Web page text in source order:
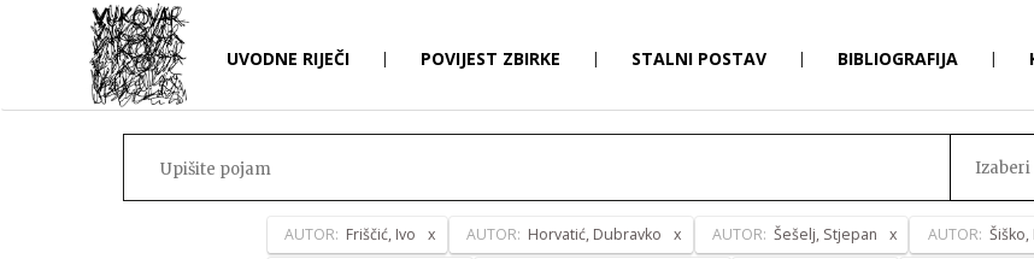
UVODNE RIJEČI | POVIJEST ZBIRKE | STALNI POSTAV | BIBLIOGRAFIJA |
Izaberi
AUTOR: Friščić, Ivo AUTOR: Horvatić, Dubravko AUTOR: Šešelj, Stjepan AUTOR: Šiško,